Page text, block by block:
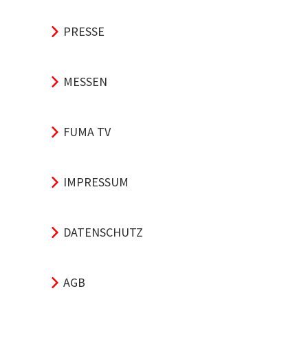
PRESSE
MESSEN
FUMA TV
IMPRESSUM
DATENSCHUTZ
AGB